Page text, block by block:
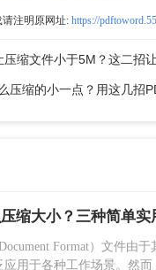
是一种方便快捷的压
。只需将PDF文件上
动进行压缩并提供下
PDF压缩操作为例。
compress-pdf/
注明原网址: https://
压缩文件小于5M？这二招
压缩的小一点？用这几招
Format）文件由
用于各种工作场景。然而